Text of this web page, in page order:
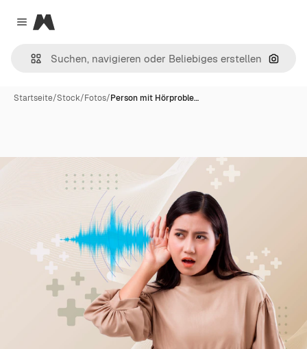
Close menu
Magnific
Nach
Startseite/Stock/Fotos/Person mit Hörproble…